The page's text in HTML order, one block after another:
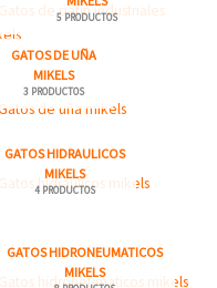
5 PRODUCTOS
GATOS DE UÑA
MIKELS
3 PRODUCTOS
GATOS HIDRAULICOS
MIKELS
4 PRODUCTOS
GATOS HIDRONEUMATICOS
MIKELS